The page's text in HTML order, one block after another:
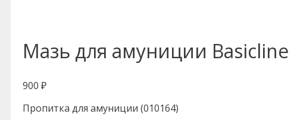
Мазь для амуниции Basicline
900 ₽
Пропитка для амуниции (010164)